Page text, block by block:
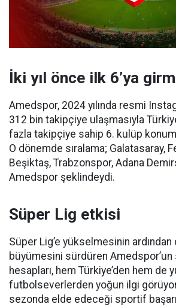
İki yıl önce ilk 6’ya
Amedspor, 2024 yılında resmi
312 bin takipçiye ulaşmasıyla
fazla takipçiye sahip 6. kulüp
O dönemde sıralama; Galatasaray,
Beşiktaş, Trabzonspor, Adana
Amedspor şeklindeydi.
Süper Lig etkisi
Süper Lig’e yükselmesinin
büyümesini sürdüren
hesapları, hem Türkiye’den hem de
futbolseverlerden yoğun ilgi
sezonda elde edeceği sportif